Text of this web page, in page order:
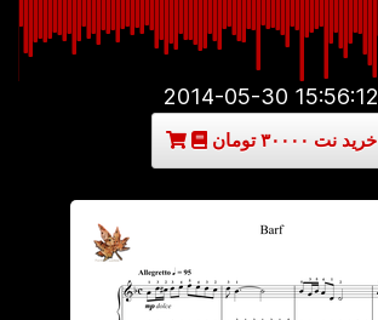
2014-05-30 15:56:12
خرید نت ۳۰۰۰۰ تومان